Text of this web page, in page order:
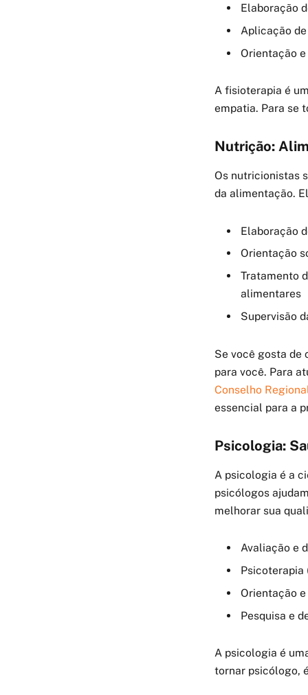
Elaboração
Aplicação
Orientação
A fisioterapia é
empatia. Para se
Nutrição:
Os nutricionistas
da alimentação.
Elaboração
Orientação
Tratamento
alimentares
Supervisão
Se você gosta de
para você. Para
Conselho
essencial para a
Psicologia:
A psicologia é a
psicólogos
melhorar sua
Avaliação e
Psicoterapia
Orientação
Pesquisa e
A psicologia é
tornar psicólogo,